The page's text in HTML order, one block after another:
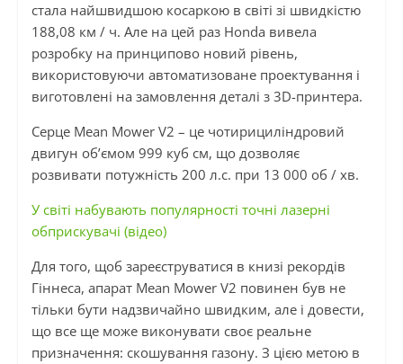
стала найшвидшою косаркою в світі зі швидкістю
188,08 км / ч. Але на цей раз Honda вивела
розробку на принципово новий рівень,
використовуючи автоматизоване проектування і
виготовлені на замовлення деталі з 3D-принтера.
Серце Mean Mower V2 – це чотирициліндровий
двигун об’ємом 999 куб см, що дозволяє
розвивати потужність 200 л.с. при 13 000 об / хв.
У світі набувають популярності точні лазерні
обприскувачі (відео)
Для того, щоб зареєструватися в книзі рекордів
Гіннеса, апарат Mean Mower V2 повинен був не
тільки бути надзвичайно швидким, але і довести,
що все ще може виконувати своє реальне
призначення: скошування газону. З цією метою в